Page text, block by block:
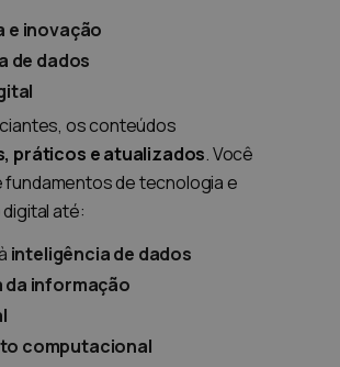
e inovação
de dados
os conteúdos
práticos e atualizados. Você
de tecnologia e
até:
inteligência de dados
da informação
computacional